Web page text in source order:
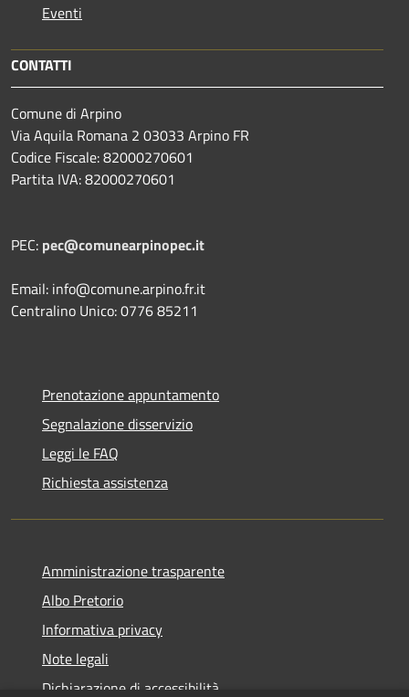
Eventi
CONTATTI
Comune di Arpino
Via Aquila Romana 2 03033 Arpino FR
Codice Fiscale: 82000270601
Partita IVA: 82000270601
PEC: pec@comunearpinopec.it
Email: info@comune.arpino.fr.it
Centralino Unico: 0776 85211
Prenotazione appuntamento
Segnalazione disservizio
Leggi le FAQ
Richiesta assistenza
Amministrazione trasparente
Albo Pretorio
Informativa privacy
Note legali
Dichiarazione di accessibilità